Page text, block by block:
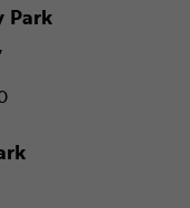
Park
- Comfy Park